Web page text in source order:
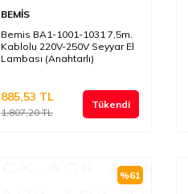
BEMİS
Bemis BA1-1001-1031 7,5m.
Kablolu 220V-250V Seyyar El
Lambası (Anahtarlı)
1.807,20TL
885,53 TL Tükendi
%61